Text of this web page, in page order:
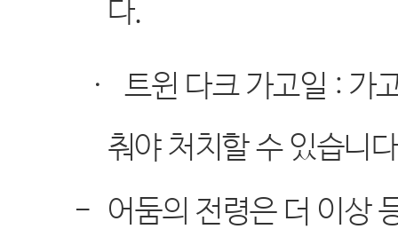
다.
· 트윈 다크 가고일 : 가
춰야 처치할 수 있습니다
- 어둠의 전령은 더 이상